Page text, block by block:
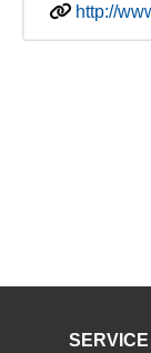
http://
SERVICE